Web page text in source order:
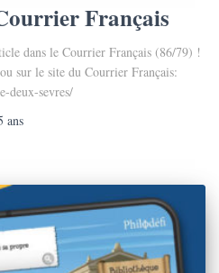
Français
dans le Courrier Français (86/79) !
sur le site du Courrier Français:
deux-sevres/
ans